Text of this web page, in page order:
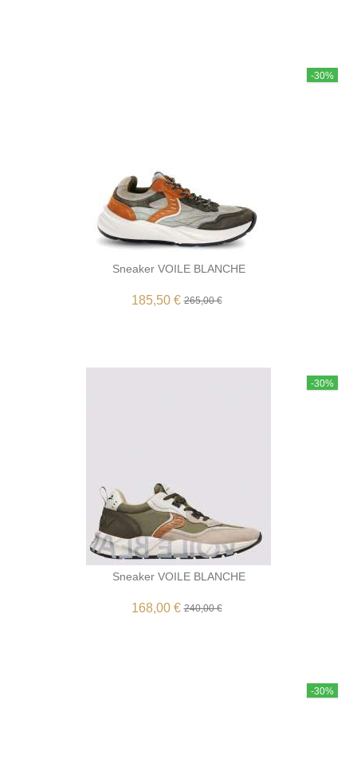
-30%
Sneaker VOILE BLANCHE
185,50 €265,00 €
-30%
Sneaker VOILE BLANCHE
168,00 €240,00 €
-30%